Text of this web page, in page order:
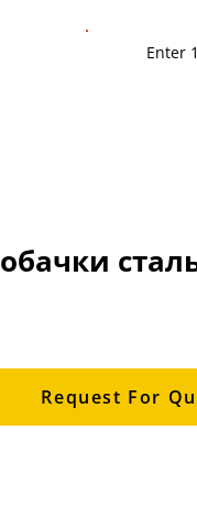
Request For